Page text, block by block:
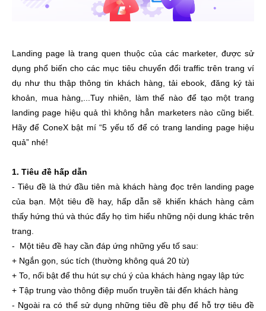
Landing page là trang quen thuộc của các marketer, được sử
dụng phổ biến cho các mục tiêu chuyển đổi traffic trên trang ví
dụ như thu thập thông tin khách hàng, tải ebook, đăng ký tài
khoản, mua hàng,...Tuy nhiên, làm thế nào để tạo một trang
landing page hiệu quả thì không hẳn marketers nào cũng biết.
Hãy để ConeX bật mí “5 yếu tố để có trang landing page hiệu
quả” nhé!
1. Tiêu đề hấp dẫn
- Tiêu đề là thứ đầu tiên mà khách hàng đọc trên landing page
của bạn. Một tiêu đề hay, hấp dẫn sẽ khiến khách hàng cảm
thấy hứng thú và thúc đẩy họ tìm hiểu những nội dung khác trên
trang.
- Một tiêu đề hay cần đáp ứng những yếu tố sau:
+ Ngắn gọn, súc tích (thường không quá 20 từ)
+ To, nổi bật để thu hút sự chú ý của khách hàng ngay lập tức
+ Tập trung vào thông điệp muốn truyền tải đến khách hàng
- Ngoài ra có thể sử dụng những tiêu đề phụ để hỗ trợ tiêu đề